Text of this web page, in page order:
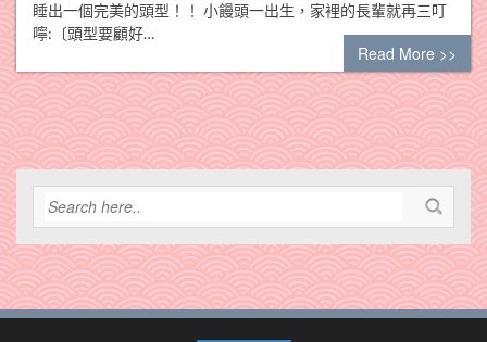
睡出一個完美的頭型！！ 小饅頭一出生，家裡的長輩就再三叮
嚀:〔頭型要顧好…
Read More >>